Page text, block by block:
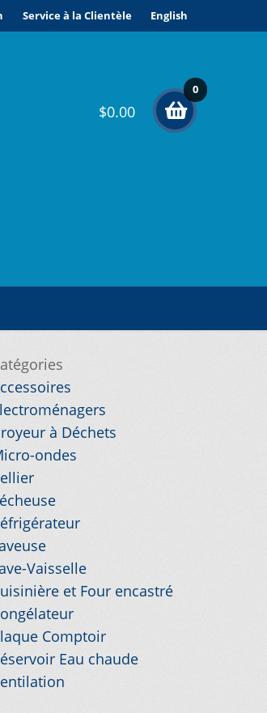
Service à la Clientèle English
$0.00
0
élé
à Déchets
ondes
Vaisselle
et Four encastré
Comptoir
Eau chaude